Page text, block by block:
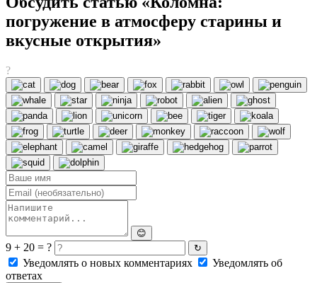
погружение в атмосферу старины и
вкусные открытия»
?
😊
9 + 20 = ? ↻
Уведомлять о новых комментариях
Уведомлять об
ответах